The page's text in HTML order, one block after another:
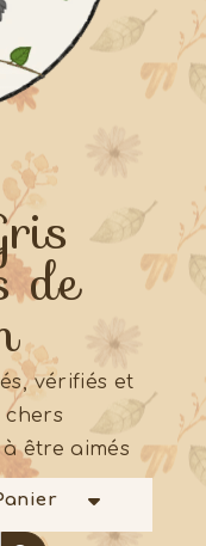
de
vérifiés et
chers
être aimés